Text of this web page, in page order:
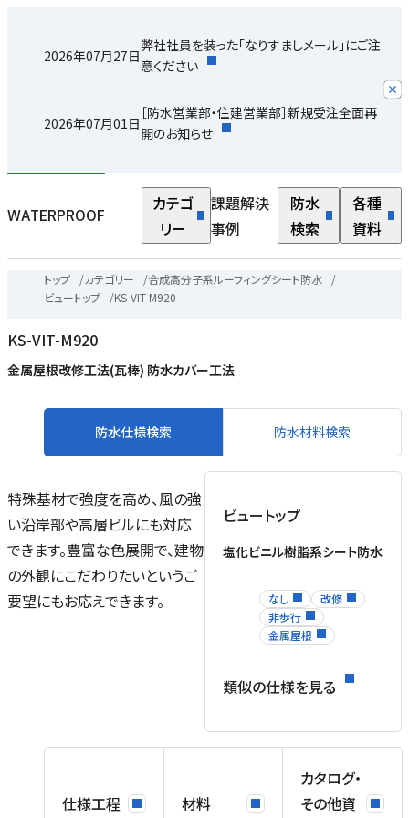
2026年07月27日
弊社社員を装った「なりすましメール」にご注
意ください
2026年07月01日
［防水営業部・住建営業部］新規受注全面再
開のお知らせ
WATERPROOF
カテゴ
リー
課題解決
事例
防水
検索
各種
資料
トップ /カテゴリー /合成高分子系ルーフィングシート防水
/
ビュートップ
/KS-VIT-M920
KS-VIT-M920
金属屋根改修工法(瓦棒) 防水カバー工法
防水仕様検索 防水材料検索
特殊基材で強度を高め、風の強
い沿岸部や高層ビルにも対応
できます。豊富な色展開で、建物
の外観にこだわりたいというご
要望にもお応えできます。
ビュートップ
塩化ビニル樹脂系シート防水
なし
改修
非歩行
金属屋根
類似の仕様を見る
仕様工程 材料
カタログ・
その他資